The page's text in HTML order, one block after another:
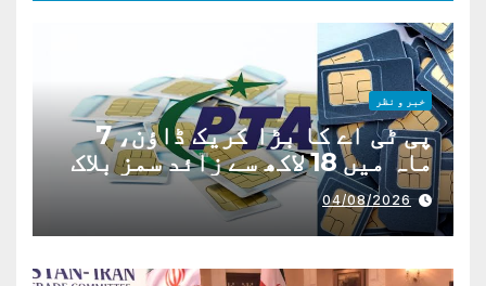
خبر و نظر
پی ٹی اے کا بڑا کریک ڈاؤن، 7
ماہ میں 18 لاکھ سے زائد سمز بلاک
04/08/2026